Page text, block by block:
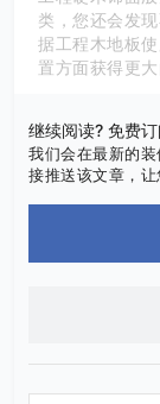
类，您还会发
据工程木地板
置方面获得更大
继续阅读? 免费
我们会在最新的
接推送该文章，让